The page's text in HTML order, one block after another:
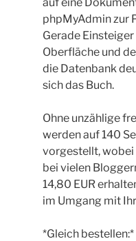
phpMyAdmin zur
Gerade
Oberfläche und
die Datenbank
sich das Buch.
Ohne unzählige
werden auf 140
vorgestellt, wobei
bei vielen
14,80 EUR
im Umgang mit
*Gleich bestellen:*